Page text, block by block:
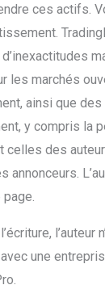
ces actifs.
les marchés
ainsi que
y compris la
des
l’auteur
une